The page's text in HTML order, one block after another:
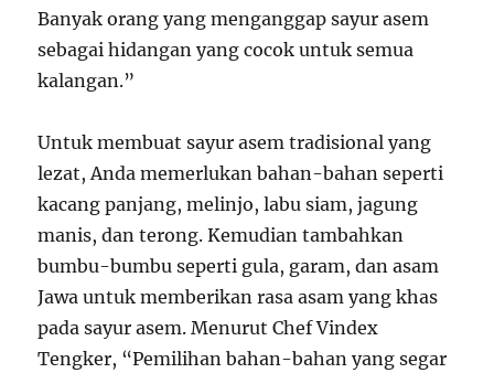
Banyak orang yang menganggap sayur asem
sebagai hidangan yang cocok untuk semua
kalangan.”
Untuk membuat sayur asem tradisional yang
lezat, Anda memerlukan bahan-bahan seperti
kacang panjang, melinjo, labu siam, jagung
manis, dan terong. Kemudian tambahkan
bumbu-bumbu seperti gula, garam, dan asam
Jawa untuk memberikan rasa asam yang khas
pada sayur asem. Menurut Chef Vindex
Tengker, “Pemilihan bahan-bahan yang segar